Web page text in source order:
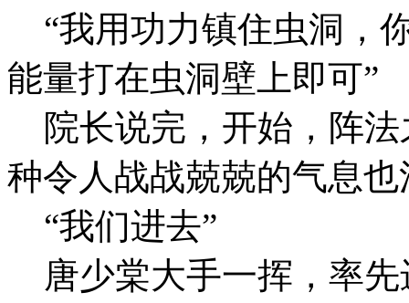
“我用功力镇住虫洞，
能量打在虫洞壁上即可”
院长说完，开始，阵法
种令人战战兢兢的气息
“我们进去”
唐少棠大手一挥，率先